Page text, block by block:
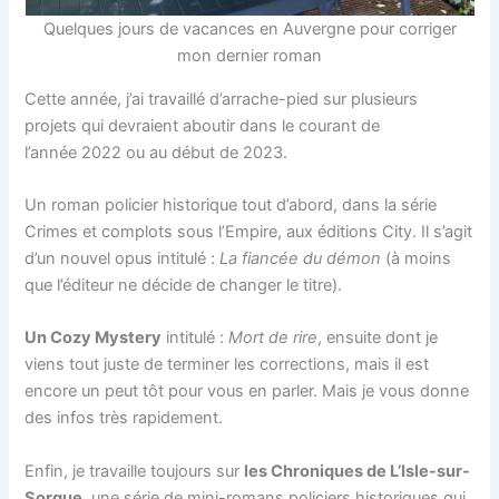
Quelques jours de vacances en Auvergne pour corriger
mon dernier roman
Cette année, j’ai travaillé d’arrache-pied sur plusieurs
projets qui devraient aboutir dans le courant de
l’année 2022 ou au début de 2023.
Un roman policier historique tout d’abord, dans la série
Crimes et complots sous l’Empire, aux éditions City. Il s’agit
d’un nouvel opus intitulé :La fiancée du démon (à moins
que l’éditeur ne décide de changer le titre).
Un Cozy Mystery intitulé :Mort de rire, ensuite dont je
viens tout juste de terminer les corrections, mais il est
encore un peut tôt pour vous en parler. Mais je vous donne
des infos très rapidement.
Enfin, je travaille toujours sur les Chroniques de L’Isle-sur-